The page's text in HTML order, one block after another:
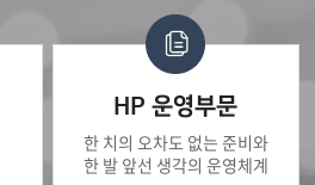
HP 운영부문
한 치의 오차도 없는 준비와
한 발 앞선 생각의 운영체계